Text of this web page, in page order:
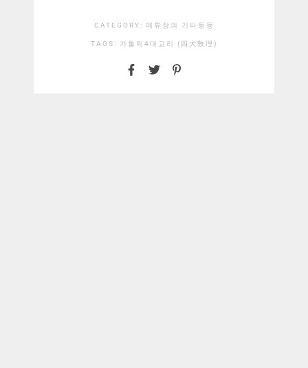
CATEGORY: 메튜장의 기타등등
TAGS: 가톨릭4대교리 (四大敎理)